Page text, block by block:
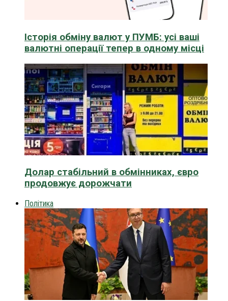
Історія обміну валют у ПУМБ: усі ваші
валютні операції тепер в одному місці
Долар стабільний в обмінниках, євро
продовжує дорожчати
Політика